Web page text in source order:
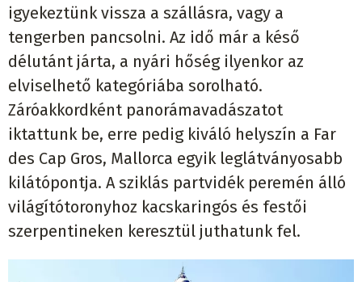
igyekeztünk vissza a szállásra, vagy a
tengerben pancsolni. Az idő már a késő
délutánt járta, a nyári hőség ilyenkor az
elviselhető kategóriába sorolható.
Záróakkordként panorámavadászatot
iktattunk be, erre pedig kiváló helyszín a Far
des Cap Gros, Mallorca egyik leglátványosabb
kilátópontja. A sziklás partvidék peremén álló
világítótoronyhoz kacskaringós és festői
szerpentineken keresztül juthatunk fel.